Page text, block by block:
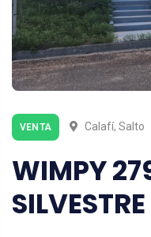
VENTA Calafí, Salto
WIMPY